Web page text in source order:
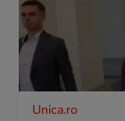
Unica.ro